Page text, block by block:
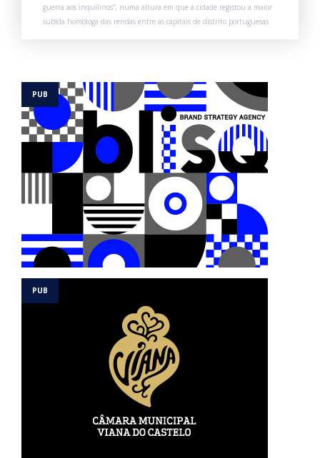
guerra aos inquilinos”, numa altura em que a cidade registou a maior
subida homóloga das rendas entre as capitais de distrito portuguesas.